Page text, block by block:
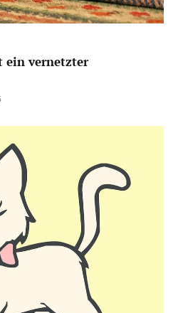
ein vernetzter